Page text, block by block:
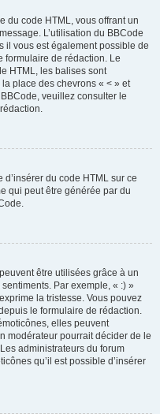
du code HTML, vous offrant un
L’utilisation du BBCode
il vous est également possible de
formulaire de rédaction. Le
HTML, les balises sont
place des chevrons « < » et
veuillez consulter le
d’insérer du code HTML sur ce
qui peut être générée par du
être utilisées grâce à un
Par exemple, « :) »
la tristesse. Vous pouvez
le formulaire de rédaction.
elles peuvent
modérateur pourrait décider de le
administrateurs du forum
qu’il est possible d’insérer